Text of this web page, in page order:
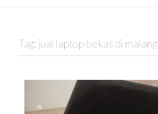
Tag:jual laptop bekas di malang